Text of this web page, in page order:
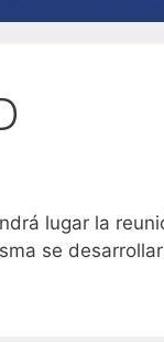
lugar la
se